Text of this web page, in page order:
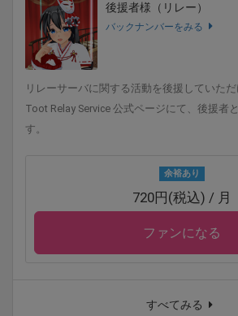
後援者様（リレー）
バックナンバーをみる
リレーサーバに関する活動を後援していただ
Toot Relay Service 公式ページにて、後援者
す。
余裕あり
720円(税込) / 月
ファンになる
すべてみる